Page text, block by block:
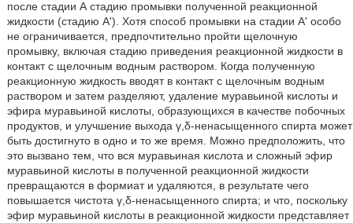
после стадии А стадию промывки полученной реакционной
жидкости (стадию А'). Хотя способ промывки на стадии А' особо
не ограничивается, предпочтительно пройти щелочную
промывку, включая стадию приведения реакционной жидкости в
контакт с щелочным водным раствором. Когда полученную
реакционную жидкость вводят в контакт с щелочным водным
раствором и затем разделяют, удаление муравьиной кислоты и
эфира муравьиной кислоты, образующихся в качестве побочных
продуктов, и улучшение выхода γ,δ-ненасыщенного спирта может
быть достигнуто в одно и то же время. Можно предположить, что
это вызвано тем, что вся муравьиная кислота и сложный эфир
муравьиной кислоты в полученной реакционной жидкости
превращаются в формиат и удаляются, в результате чего
повышается чистота γ,δ-ненасыщенного спирта; и что, поскольку
эфир муравьиной кислоты в реакционной жидкости представляет